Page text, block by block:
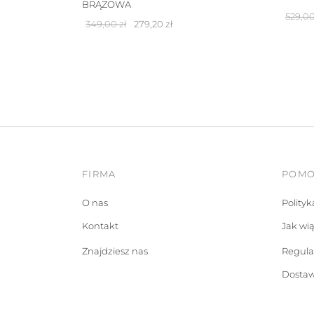
BRĄZOWA
349,00zł
Pierwotna
279,20 zł
FIRMA
O nas
Kontakt
Znajdziesz nas
Jak